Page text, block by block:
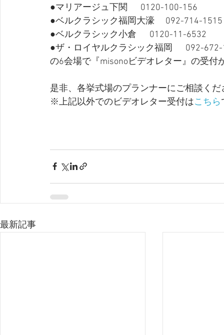
●マリアージュ下関 　 0120-100-156
●ベルクラシック福岡大濠　 092-714-1515
●ベルクラシック小倉 　 0120-11-6532
●ザ・ロイヤルクラシック福岡 　 092-
の6会場で『misonoビデオレター』の受付
是非、各挙式場のプランナーにご相談くだ
※上記以外でのビデオレター受付はこちら
最新記事